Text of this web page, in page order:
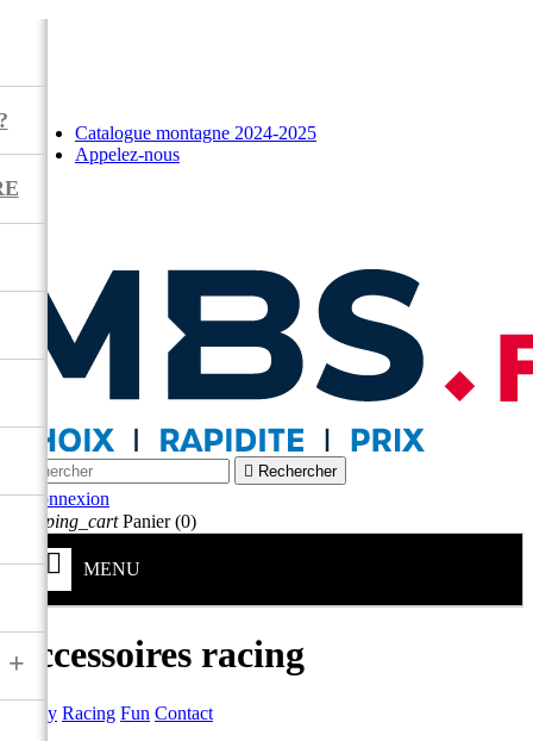
Catalogue montagne 2024-2025
Appelez-nous
 Rechercher
 Connexion
shopping_cart Panier (0)
MENU
+
Accessoires racing
Safety Racing Fun Contact